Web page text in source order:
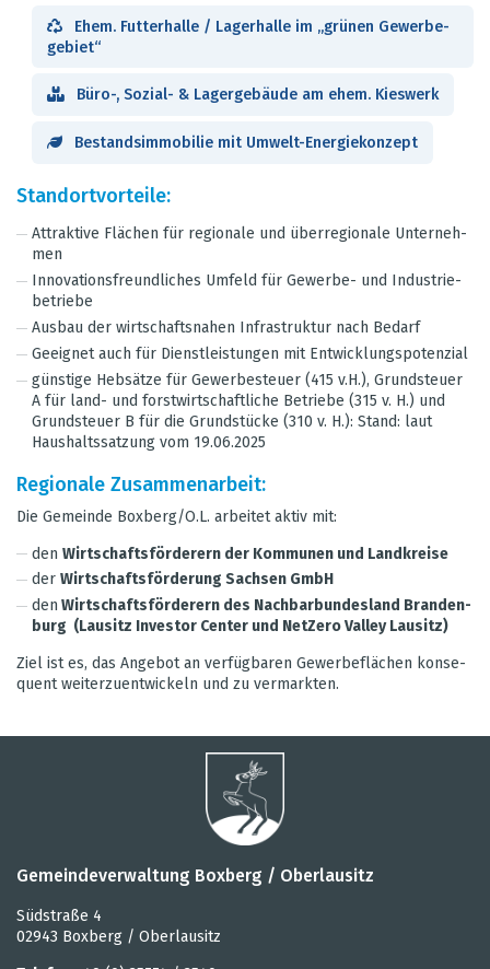
Ehem. Fut­ter­halle / Lager­halle im „grü­nen Gewer­be­
ge­biet“
Büro-, Sozial- & Lager­ge­bäude am ehem. Kies­werk
Bestands­im­mo­bi­lie mit Umwelt-Ener­gie­kon­zept
Stand­ort­vor­teile:
Attrak­tive Flä­chen für regio­nale und über­re­gio­nale Unter­neh­
men
Inno­va­ti­ons­freund­li­ches Umfeld für Gewerbe- und Indus­trie­
be­triebe
Aus­bau der wirt­schafts­na­hen Infra­struk­tur nach Bedarf
Geeig­net auch für Dienst­leis­tun­gen mit Ent­wick­lungs­po­ten­zial
güns­tige Heb­sätze für Gewer­be­steuer (415 v.H.), Grund­steuer
A für land- und forst­wirt­schaft­li­che Betriebe (315 v. H.) und
Grund­steuer B für die Grund­stü­cke (310 v. H.): Stand: laut
Haus­halts­sat­zung vom 19.06.2025
Regio­nale Zusam­men­ar­beit:
Die Gemeinde Box­berg/O.L. arbei­tet aktiv mit:
den Wirt­schafts­för­de­rern der Kom­mu­nen und Land­kreise
der Wirt­schafts­för­de­rung Sach­sen GmbH
den Wirt­schafts­för­de­rern des Nach­bar­bun­des­land Bran­den­
burg (Lau­sitz Inves­tor Cen­ter und Net­Zero Val­ley Lau­sitz)
Ziel ist es, das Ange­bot an ver­füg­ba­ren Gewer­be­flä­chen kon­se­
quent wei­ter­zu­ent­wi­ckeln und zu ver­mark­ten.
Gemeindeverwaltung Boxberg / Oberlausitz
Südstraße 4
02943 Boxberg / Oberlausitz